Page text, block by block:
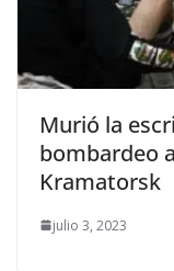
Murió la
bombardeo
Kramatorsk
julio 3, 2023